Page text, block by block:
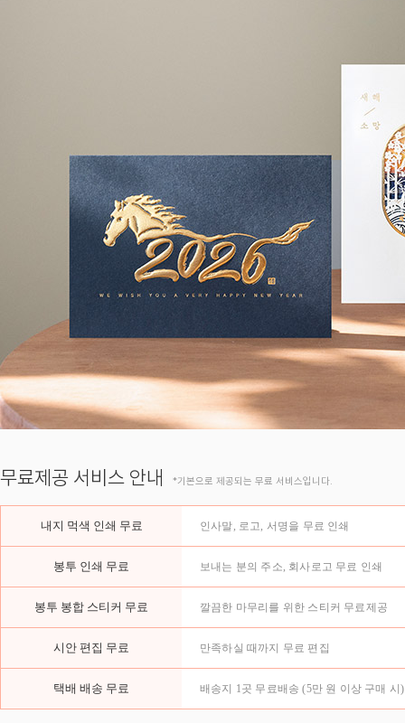
무료제공 서비스 안내 *기본으로 제공되는 무료 서비스입니다.
내지 먹색 인쇄 무료 인사말, 로고, 서명을 무료 인쇄
봉투 인쇄 무료 보내는 분의 주소, 회사로고 무료 인쇄
봉투 봉합 스티커 무료 깔끔한 마무리를 위한 스티커 무료제공
시안 편집 무료 만족하실 때까지 무료 편집
택배 배송 무료 배송지 1곳 무료배송 (5만 원 이상 구매 시)